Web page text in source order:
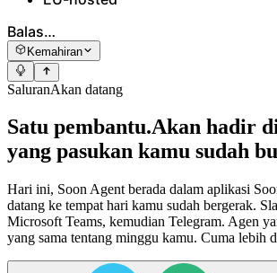
Balas…
Kemahiran
SaluranAkan datang
Satu pembantu.Akan hadir
yang pasukan kamu sudah
Hari ini, Soon Agent berada dalam aplikasi
datang ke tempat hari kamu sudah bergerak.
Microsoft Teams, kemudian Telegram. Agen
yang sama tentang minggu kamu. Cuma lebih